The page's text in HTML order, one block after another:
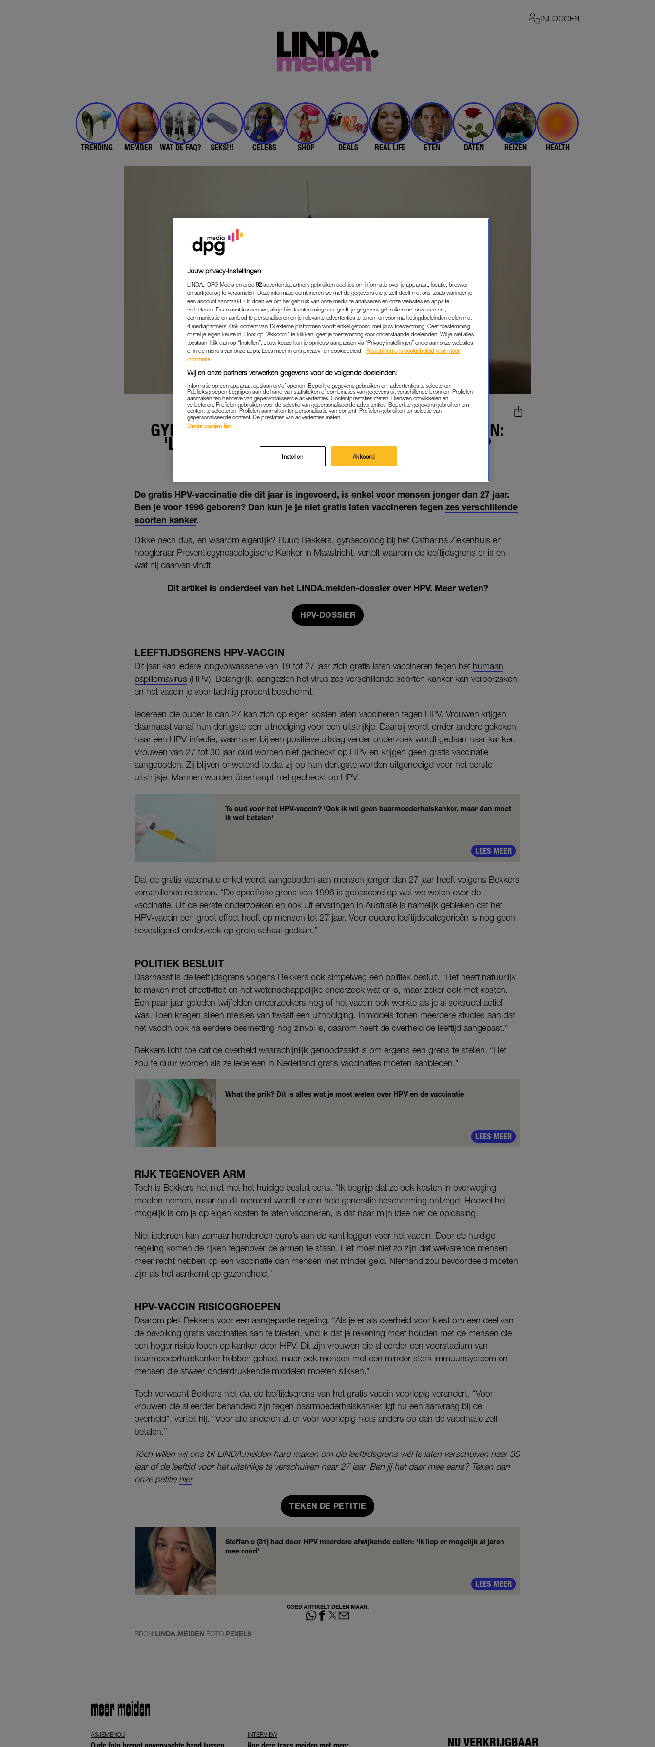
INLOGGEN
TRENDING MEMBER WAT DE FAQ? SEKS!!! CELEBS SHOP DEALS REAL LIFE ETEN DATEN REIZEN HEALTH
GYNAECOLOOG RUUD BEKKERS OVER HPV-VACCIN:
'LEEFTIJDSGRENS ONTZEGT EEN GROTE GROEP
BESCHERMING'
SELF LOVE|HPV-DOSSIER
De gratis HPV-vaccinatie die dit jaar is ingevoerd, is enkel voor mensen jonger dan 27 jaar.
Ben je voor 1996 geboren? Dan kun je je niet gratis laten vaccineren tegen zes verschillende
soorten kanker.
Dikke pech dus, en waarom eigenlijk? Ruud Bekkers, gynaecoloog bij het Catharina Ziekenhuis en
hoogleraar Preventiegyneacologische Kanker in Maastricht, vertelt waarom de leeftijdsgrens er is en
wat hij daarvan vindt.
Dit artikel is onderdeel van het LINDA.meiden-dossier over HPV. Meer weten?
HPV-DOSSIER
LEEFTIJDSGRENS HPV-VACCIN
Dit jaar kan iedere jongvolwassene van 19 tot 27 jaar zich gratis laten vaccineren tegen het humaan
papillomavirus (HPV). Belangrijk, aangezien het virus zes verschillende soorten kanker kan veroorzaken
en het vaccin je voor tachtig procent beschermt.
Iedereen die ouder is dan 27 kan zich op eigen kosten laten vaccineren tegen HPV. Vrouwen krijgen
daarnaast vanaf hun dertigste een uitnodiging voor een uitstrijkje. Daarbij wordt onder andere gekeken
naar een HPV-infectie, waarna er bij een positieve uitslag verder onderzoek wordt gedaan naar kanker.
Vrouwen van 27 tot 30 jaar oud worden niet gecheckt op HPV en krijgen geen gratis vaccinatie
aangeboden. Zij blijven onwetend totdat zij op hun dertigste worden uitgenodigd voor het eerste
uitstrijkje. Mannen worden überhaupt niet gecheckt op HPV.
Te oud voor het HPV-vaccin? 'Ook ik wil geen baarmoederhalskanker, maar dan moet
ik wel betalen'
LEES MEER
Dat de gratis vaccinatie enkel wordt aangeboden aan mensen jonger dan 27 jaar heeft volgens Bekkers
verschillende redenen. “De specifieke grens van 1996 is gebaseerd op wat we weten over de
vaccinatie. Uit de eerste onderzoeken en ook uit ervaringen in Australië is namelijk gebleken dat het
HPV-vaccin een groot effect heeft op mensen tot 27 jaar. Voor oudere leeftijdscategorieën is nog geen
bevestigend onderzoek op grote schaal gedaan.”
POLITIEK BESLUIT
Daarnaast is de leeftijdsgrens volgens Bekkers ook simpelweg een politiek besluit. “Het heeft natuurlijk
te maken met effectiviteit en het wetenschappelijke onderzoek wat er is, maar zeker ook met kosten.
Een paar jaar geleden twijfelden onderzoekers nog of het vaccin ook werkte als je al seksueel actief
was. Toen kregen alleen meisjes van twaalf een uitnodiging. Inmiddels tonen meerdere studies aan dat
het vaccin ook na eerdere besmetting nog zinvol is, daarom heeft de overheid de leeftijd aangepast.”
Bekkers licht toe dat de overheid waarschijnlijk genoodzaakt is om ergens een grens te stellen. “Het
zou te duur worden als ze iedereen in Nederland gratis vaccinaties moeten aanbieden.”
What the prik? Dít is alles wat je moet weten over HPV en de vaccinatie
LEES MEER
RIJK TEGENOVER ARM
Toch is Bekkers het niet met het huidige besluit eens. “Ik begrijp dat ze ook kosten in overweging
moeten nemen, maar op dit moment wordt er een hele generatie bescherming ontzegd. Hoewel het
mogelijk is om je op eigen kosten te laten vaccineren, is dat naar mijn idee niet de oplossing.
Niet iedereen kan zomaar honderden euro’s aan de kant leggen voor het vaccin. Door de huidige
regeling komen de rijken tegenover de armen te staan. Het moet niet zo zijn dat welvarende mensen
meer recht hebben op een vaccinatie dan mensen met minder geld. Niemand zou bevoordeeld moeten
zijn als het aankomt op gezondheid.”
HPV-VACCIN RISICOGROEPEN
Daarom pleit Bekkers voor een aangepaste regeling. “Als je er als overheid voor kiest om een deel van
de bevolking gratis vaccinaties aan te bieden, vind ik dat je rekening moet houden met de mensen die
een hoger risico lopen op kanker door HPV. Dit zijn vrouwen die al eerder een voorstadium van
baarmoederhalskanker hebben gehad, maar ook mensen met een minder sterk immuunsysteem en
mensen die afweer onderdrukkende middelen moeten slikken.”
Toch verwacht Bekkers niet dat de leeftijdsgrens van het gratis vaccin voorlopig verandert. “Voor
vrouwen die al eerder behandeld zijn tegen baarmoederhalskanker ligt nu een aanvraag bij de
overheid”, vertelt hij. “Voor alle anderen zit er voor voorlopig niets anders op dan de vaccinatie zelf
betalen.”
Tóch willen wij ons bij LINDA.meiden hard maken om die leeftijdsgrens wél te laten verschuiven naar 30
jaar of de leeftijd voor het uitstrijkje te verschuiven naar 27 jaar. Ben jij het daar mee eens? Teken dan
onze petitiehier.
TEKEN DE PETITIE
Steffanie (31) had door HPV meerdere afwijkende cellen: 'Ik liep er mogelijk al jaren
mee rond'
LEES MEER
GOED ARTIKEL? DELEN MAAR.
BRON LINDA.MEIDEN FOTO PEXELS
meer meiden
ASJEMENOU INTERVIEW
NU VERKRIJGBAAR
Jouw privacy-instellingen
LINDA., DPG Media en onze 92 advertentiepartners gebruiken cookies om informatie over je apparaat, locatie, browser
en surfgedrag te verzamelen. Deze informatie combineren we met de gegevens die je zelf deelt met ons, zoals wanneer je
een account aanmaakt. Dit doen we om het gebruik van onze media te analyseren en onze websites en apps te
verbeteren. Daarnaast kunnen we, als je hier toestemming voor geeft, je gegevens gebruiken om onze content,
communicatie en aanbod te personaliseren en je relevante advertenties te tonen, en voor marketingdoeleinden delen met
4 mediapartners. Ook content van 13 externe platformen wordt enkel getoond met jouw toestemming. Geef toestemming
of stel je eigen keuze in. Door op "Akkoord" te klikken, geef je toestemming voor onderstaande doeleinden. Wil je niet alles
toestaan, klik dan op “Instellen”. Jouw keuze kun je opnieuw aanpassen via “Privacy-instellingen” onderaan onze websites
of in de menu’s van onze apps. Lees meer in ons privacy- en cookiebeleid.
Raadpleeg ons cookiebeleid voor meer
informatie.
Wij en onze partners verwerken gegevens voor de volgende doeleinden:
Informatie op een apparaat opslaan en/of openen. Beperkte gegevens gebruiken om advertenties te selecteren.
Publieksgroepen begrijpen aan de hand van statistieken of combinaties van gegevens uit verschillende bronnen. Profielen
aanmaken ten behoeve van gepersonaliseerde advertenties. Contentprestaties meten. Diensten ontwikkelen en
verbeteren. Profielen gebruiken voor de selectie van gepersonaliseerde advertenties. Beperkte gegevens gebruiken om
content te selecteren. Profielen aanmaken ter personalisatie van content. Profielen gebruiken ter selectie van
gepersonaliseerde content. De prestaties van advertenties meten.
Derde partijen lijst
Instellen Akkoord